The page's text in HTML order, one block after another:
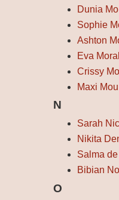
Dunia
Sophie
Ashton
Eva
Crissy
Maxi
N
Sarah
Nikita
Salma
Bibian
O